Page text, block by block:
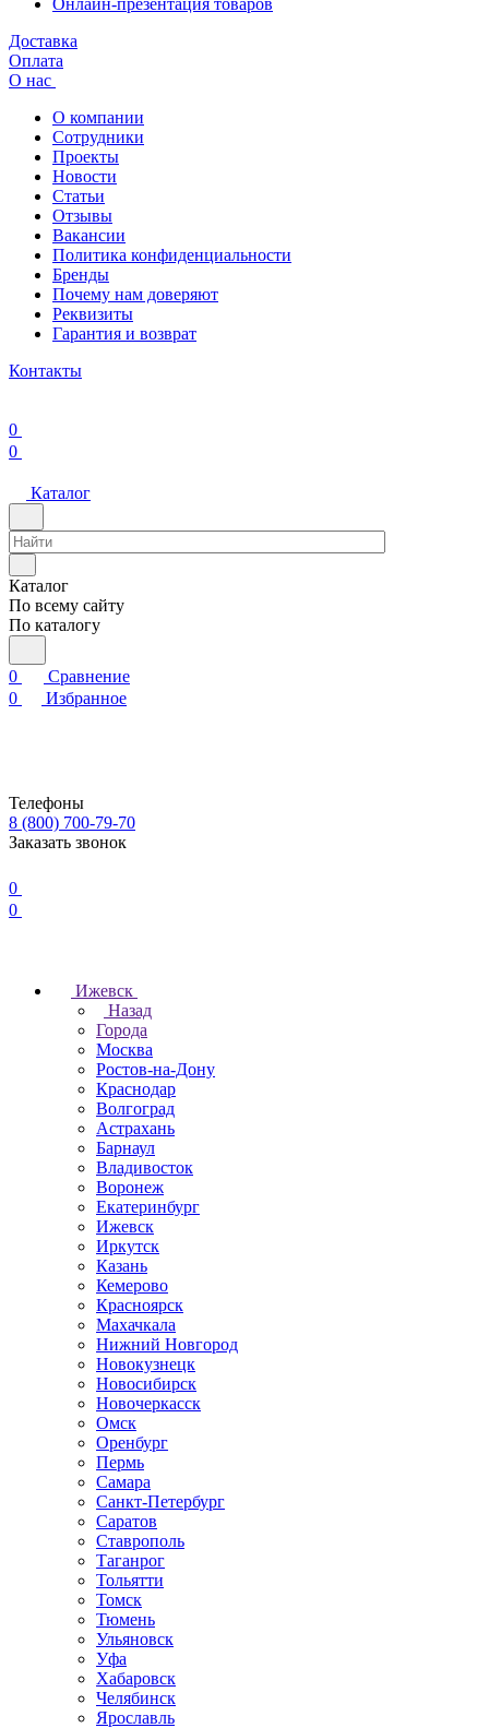
Онлайн-презентация товаров
Доставка
Оплата
О нас
О компании
Сотрудники
Проекты
Новости
Статьи
Отзывы
Вакансии
Политика конфиденциальности
Бренды
Почему нам доверяют
Реквизиты
Гарантия и возврат
Контакты
0
0
Каталог
Каталог
По всему сайту
По каталогу
0
Сравнение
0
Избранное
Телефоны
8 (800) 700-79-70
Заказать звонок
0
0
Ижевск
Назад
Города
Москва
Ростов-на-Дону
Краснодар
Волгоград
Астрахань
Барнаул
Владивосток
Воронеж
Екатеринбург
Ижевск
Иркутск
Казань
Кемерово
Красноярск
Махачкала
Нижний Новгород
Новокузнецк
Новосибирск
Новочеркаcск
Омск
Оренбург
Пермь
Самара
Санкт-Петербург
Саратов
Ставрополь
Таганрог
Тольятти
Томск
Тюмень
Ульяновск
Уфа
Хабаровск
Челябинск
Ярославль